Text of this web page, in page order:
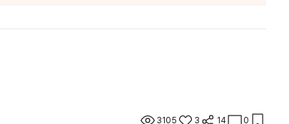
3105 3 14 0